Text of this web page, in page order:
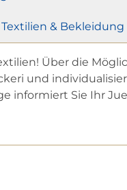
& Bekleidung
Über die
und
informiert Sie Ihr